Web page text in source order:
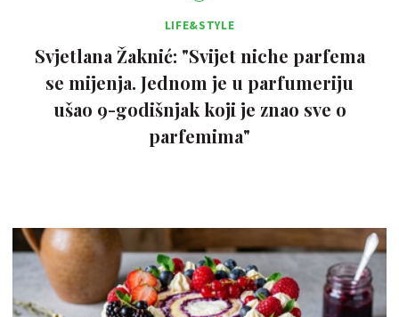
LIFE&STYLE
Svjetlana Žaknić: "Svijet niche parfema
se mijenja. Jednom je u parfumeriju
ušao 9-godišnjak koji je znao sve o
parfemima"